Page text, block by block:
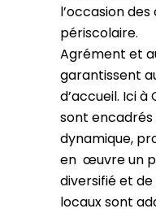
l’occasion
périscolaire.
Agrément et
garantissent
d’accueil. Ici
sont
dynamique,
en œuvre un
diversifié et
locaux sont